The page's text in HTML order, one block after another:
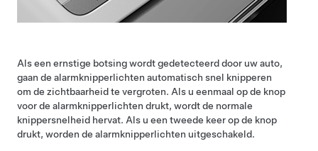
Als een ernstige botsing wordt gedetecteerd door uw auto,
gaan de alarmknipperlichten automatisch snel knipperen
om de zichtbaarheid te vergroten. Als u eenmaal op de knop
voor de alarmknipperlichten drukt, wordt de normale
knippersnelheid hervat. Als u een tweede keer op de knop
drukt, worden de alarmknipperlichten uitgeschakeld.